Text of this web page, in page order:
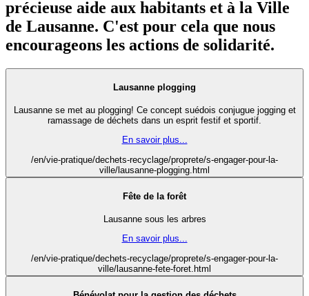
précieuse aide aux habitants et à la Ville
de Lausanne. C'est pour cela que nous
encourageons les actions de solidarité.
Lausanne plogging
Lausanne se met au plogging! Ce concept suédois conjugue jogging et
ramassage de déchets dans un esprit festif et sportif.
En savoir plus...
/en/vie-pratique/dechets-recyclage/proprete/s-engager-pour-la-
ville/lausanne-plogging.html
Fête de la forêt
Lausanne sous les arbres
En savoir plus...
/en/vie-pratique/dechets-recyclage/proprete/s-engager-pour-la-
ville/lausanne-fete-foret.html